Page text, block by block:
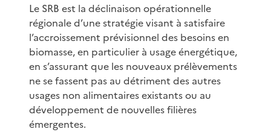
Le SRB est la déclinaison opérationnelle
régionale d’une stratégie visant à satisfaire
l’accroissement prévisionnel des besoins en
biomasse, en particulier à usage énergétique,
en s’assurant que les nouveaux prélèvements
ne se fassent pas au détriment des autres
usages non alimentaires existants ou au
développement de nouvelles filières
émergentes.